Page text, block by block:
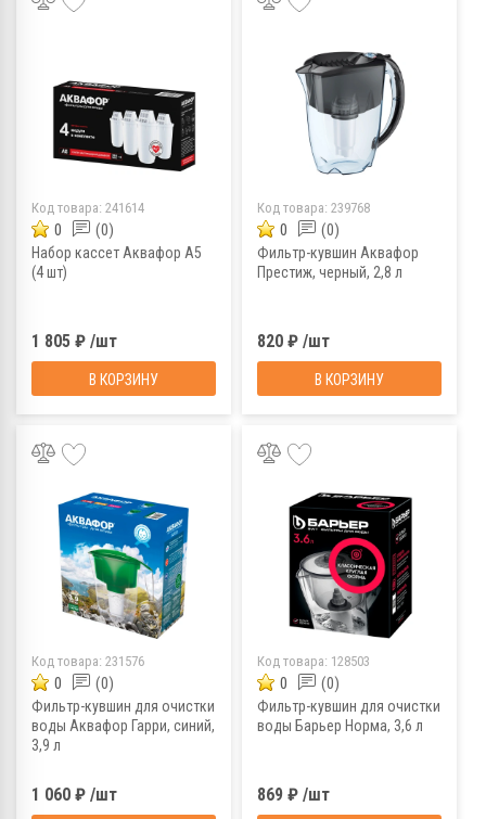
Код товара: 241614
0 (0)
Набор кассет Аквафор А5
(4 шт)
1 805 ₽ /шт
В КОРЗИНУ
Код товара: 239768
0 (0)
Фильтр-кувшин Аквафор
Престиж, черный, 2,8 л
820 ₽ /шт
В КОРЗИНУ
Код товара: 231576
0 (0)
Фильтр-кувшин для очистки
воды Аквафор Гарри, синий,
3,9 л
1 060 ₽ /шт
Код товара: 128503
0 (0)
Фильтр-кувшин для очистки
воды Барьер Норма, 3,6 л
869 ₽ /шт